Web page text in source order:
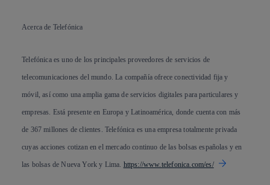
Acerca de Telefónica
Telefónica es uno de los principales proveedores de servicios de
telecomunicaciones del mundo. La compañía ofrece conectividad fija y
móvil, así como una amplia gama de servicios digitales para particulares y
empresas. Está presente en Europa y Latinoamérica, donde cuenta con más
de 367 millones de clientes. Telefónica es una empresa totalmente privada
cuyas acciones cotizan en el mercado continuo de las bolsas españolas y en
las bolsas de Nueva York y Lima. https://www.telefonica.com/es/